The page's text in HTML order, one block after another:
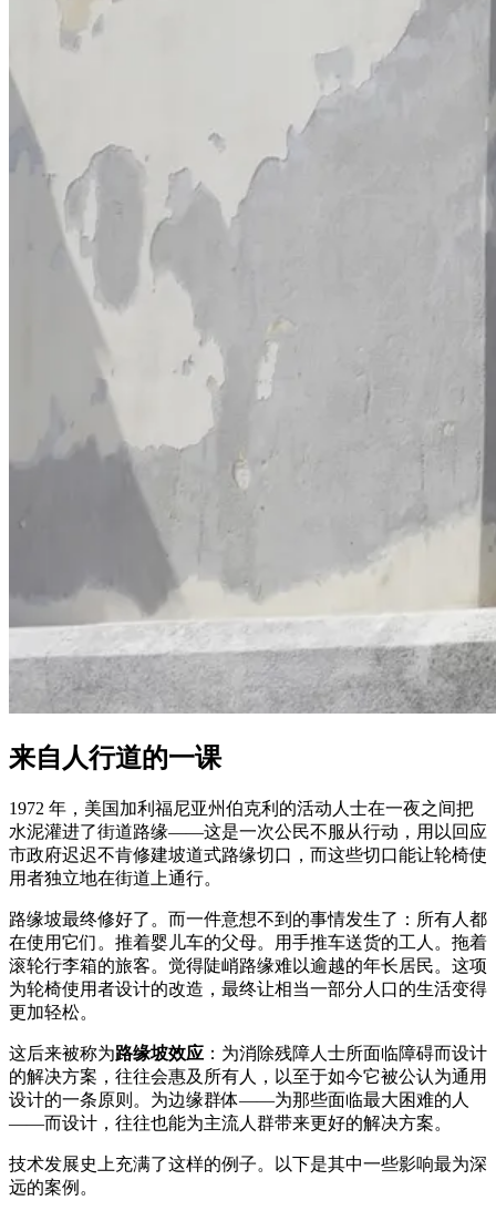
来自人行道的一课
1972 年，美国加利福尼亚州伯克利的活动人士在一夜之间把
水泥灌进了街道路缘——这是一次公民不服从行动，用以回应
市政府迟迟不肯修建坡道式路缘切口，而这些切口能让轮椅使
用者独立地在街道上通行。
路缘坡最终修好了。而一件意想不到的事情发生了：所有人都
在使用它们。推着婴儿车的父母。用手推车送货的工人。拖着
滚轮行李箱的旅客。觉得陡峭路缘难以逾越的年长居民。这项
为轮椅使用者设计的改造，最终让相当一部分人口的生活变得
更加轻松。
这后来被称为路缘坡效应 ：为消除残障人士所面临障碍而设计
的解决方案，往往会惠及所有人，以至于如今它被公认为通用
设计的一条原则。为边缘群体——为那些面临最大困难的人
——而设计，往往也能为主流人群带来更好的解决方案。
技术发展史上充满了这样的例子。以下是其中一些影响最为深
远的案例。